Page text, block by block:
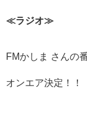
≪ラジオ≫
FMかしま さんの
オンエア決定！！